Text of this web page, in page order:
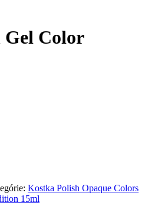
Gel Color
Kostka Polish Opaque Colors
15ml